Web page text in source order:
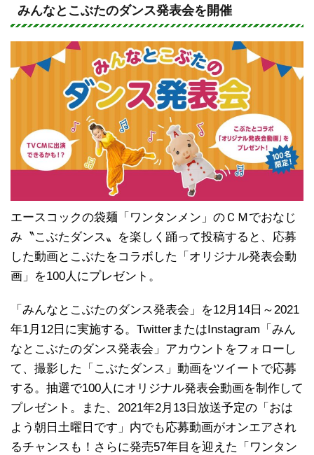
e
c
e
b
o
o
k
みんなとこぶたのダンス発表会を開催
エースコックの袋麺「ワンタンメン」のＣＭでおなじ
み〝こぶたダンス〟を楽しく踊って投稿すると、応募
した動画とこぶたをコラボした「オリジナル発表会動
画」を100人にプレゼント。
「みんなとこぶたのダンス発表会」を12月14日～2021
年1月12日に実施する。TwitterまたはInstagram「みん
なとこぶたのダンス発表会」アカウントをフォローし
て、撮影した「こぶたダンス」動画をツイートで応募
する。抽選で100人にオリジナル発表会動画を制作して
プレゼント。また、2021年2月13日放送予定の「おは
よう朝日土曜日です」内でも応募動画がオンエアされ
るチャンスも！さらに発売57年目を迎えた「ワンタン